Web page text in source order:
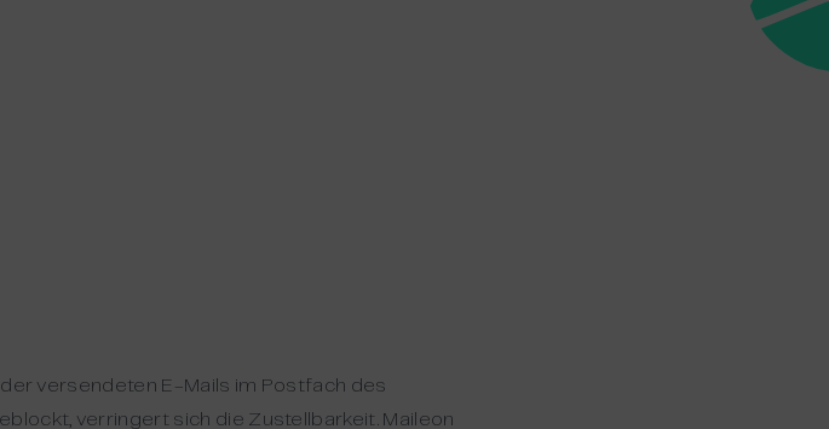
versendeten E-Mails im Postfach des
verringert sich die Zustellbarkeit. Maileon